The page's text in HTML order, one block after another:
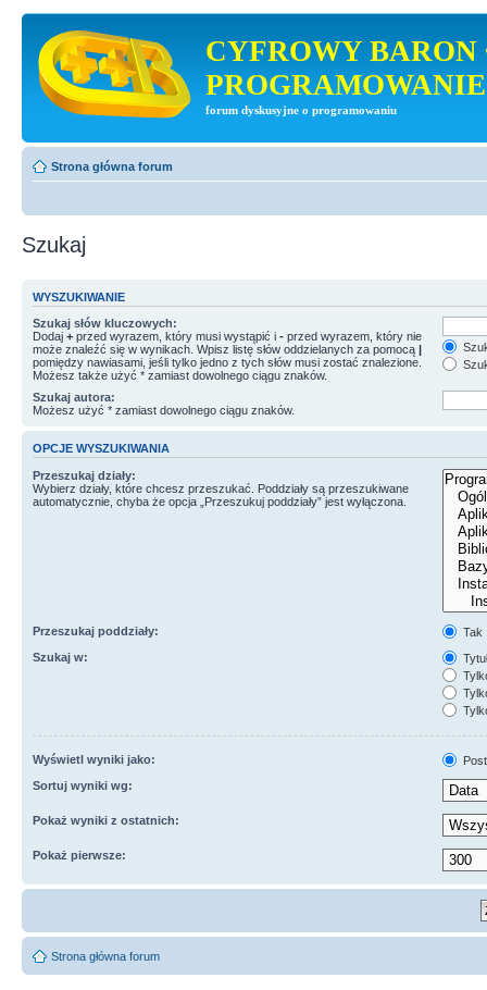
CYFROWY BARON
PROGRAMOWANIE
forum dyskusyjne o programowaniu
Strona główna forum
Szukaj
WYSZUKIWANIE
Szukaj słów kluczowych:
Dodaj + przed wyrazem, który musi wystąpić i - przed wyrazem, który nie
może znaleźć się w wynikach. Wpisz listę słów oddzielanych za pomocą |
pomiędzy nawiasami, jeśli tylko jedno z tych słów musi zostać znalezione.
Możesz także użyć * zamiast dowolnego ciągu znaków.
Szukaj autora:
Możesz użyć * zamiast dowolnego ciągu znaków.
OPCJE WYSZUKIWANIA
Przeszukaj działy:
Wybierz działy, które chcesz przeszukać. Poddziały są przeszukiwane
automatycznie, chyba że opcja „Przeszukuj poddziały” jest wyłączona.
Przeszukaj poddziały:
Tak
Szukaj w:
Wyświetl wyniki jako:
Sortuj wyniki wg:
Pokaż wyniki z ostatnich:
Pokaż pierwsze:
Strona główna forum